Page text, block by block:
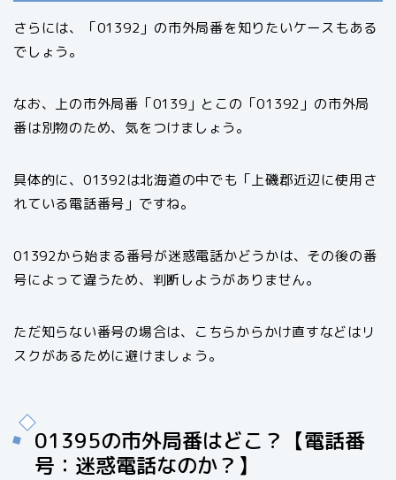
さらには、「01392」の市外局番を知りたいケースもある
でしょう。
なお、上の市外局番「0139」とこの「01392」の市外局
番は別物のため、気をつけましょう。
具体的に、01392は北海道の中でも「上磯郡近辺に使用さ
れている電話番号」ですね。
01392から始まる番号が迷惑電話かどうかは、その後の番
号によって違うため、判断しようがありません。
ただ知らない番号の場合は、こちらからかけ直すなどはリ
スクがあるために避けましょう。
01395の市外局番はどこ？【電話番
号：迷惑電話なのか？】